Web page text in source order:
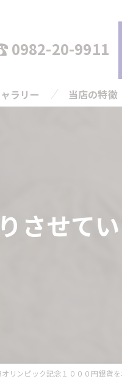
0982-20-9911
ラリー 当店の特徴
片付け
させて
オリンピック記念１０００円銀貨